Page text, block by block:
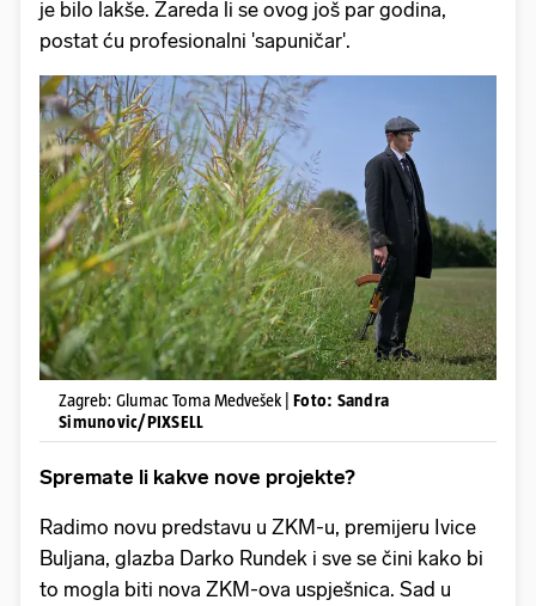
je bilo lakše. Zareda li se ovog još par godina,
postat ću profesionalni 'sapuničar'.
Zagreb: Glumac Toma Medvešek | Foto: Sandra
Simunovic/PIXSELL
Spremate li kakve nove projekte?
Radimo novu predstavu u ZKM-u, premijeru Ivice
Buljana, glazba Darko Rundek i sve se čini kako bi
to mogla biti nova ZKM-ova uspješnica. Sad u